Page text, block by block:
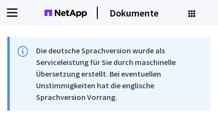
Dokumente
Die deutsche Sprachversion wurde als
Serviceleistung für Sie durch maschinelle
Übersetzung erstellt. Bei eventuellen
Unstimmigkeiten hat die englische
Sprachversion Vorrang.